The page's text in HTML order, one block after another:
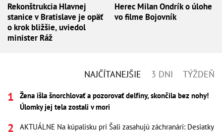
Rekonštrukcia Hlavnej
stanice v Bratislave je opäť
o krok bližšie, uviedol
minister Ráž
Herec Milan Ondrík o úlohe
vo filme Bojovník
NAJČÍTANEJŠIE 3 DNI TÝŽDEŇ
Žena išla šnorchlovať a pozorovať delfíny, skončila bez nohy!
Úlomky jej tela zostali v mori
AKTUÁLNE Na kúpalisku pri Šali zasahujú záchranári: Desiatky